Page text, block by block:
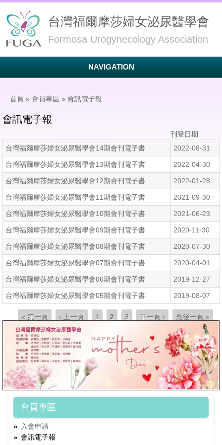
台灣福爾摩莎婦女泌尿醫學會
Formosa Urogynecology Association
NAVIGATION
首頁 » 會員專區 » 會訊電子報
會訊電子報
刊登日期
台灣福爾摩莎婦女泌尿醫學會14期會刊電子書
2022-08-31
台灣福爾摩莎婦女泌尿醫學會13期會刊電子書 2022-04-30
台灣福爾摩莎婦女泌尿醫學會12期會刊電子書 2022-01-28
台灣福爾摩莎婦女泌尿醫學會11期會刊電子書 2021-09-30
台灣福爾摩莎婦女泌尿醫學會10期會刊電子書 2021-06-23
台灣福爾摩莎婦女泌尿醫學會09期會刊電子書 2020-11-30
台灣福爾摩莎婦女泌尿醫學會08期會刊電子書 2020-07-30
台灣福爾摩莎婦女泌尿醫學會07期會刊電子書 2020-04-01
台灣福爾摩莎婦女泌尿醫學會06期會刊電子書 2019-12-27
台灣福爾摩莎婦女泌尿醫學會05期會刊電子書 2019-08-07
頁面« 第一頁 ‹ 上一頁 1 2 3 下一頁 › 最後一頁 »
會員專區
入會申請
會訊電子報